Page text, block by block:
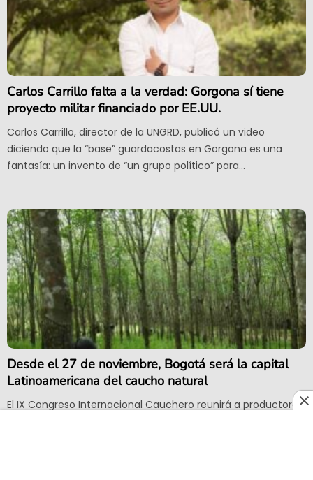
Carlos Carrillo falta a la verdad: Gorgona sí tiene
proyecto militar financiado por EE.UU.
Carlos Carrillo, director de la UNGRD, publicó un video
diciendo que la “base” guardacostas en Gorgona es una
fantasía: un invento de “un grupo político” para...
Desde el 27 de noviembre, Bogotá será la capital
Latinoamericana del caucho natural
El IX Congreso Internacional Cauchero reunirá a productores,